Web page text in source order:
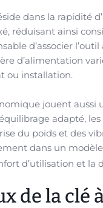
dans la rapidité
réduisant ainsi
d’associer
d’alimentation
ou installation.
jouent aussi
adapté,
du poids et des
dans un
d’utilisation et la
de la clé